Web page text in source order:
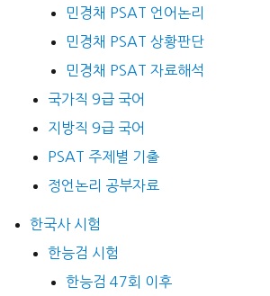
민경채 PSAT 언어논리
민경채 PSAT 상황판단
민경채 PSAT 자료해석
국가직 9급 국어
지방직 9급 국어
PSAT 주제별 기출
정언논리 공부자료
한국사 시험
한능검 시험
한능검 47회 이후